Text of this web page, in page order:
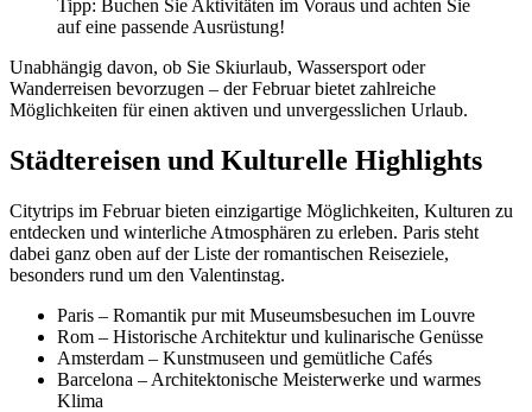
Tipp: Buchen Sie Aktivitäten im Voraus und achten Sie
auf eine passende Ausrüstung!
Unabhängig davon, ob Sie Skiurlaub, Wassersport oder
Wanderreisen bevorzugen – der Februar bietet zahlreiche
Möglichkeiten für einen aktiven und unvergesslichen Urlaub.
Städtereisen und Kulturelle Highlights
Citytrips im Februar bieten einzigartige Möglichkeiten, Kulturen zu
entdecken und winterliche Atmosphären zu erleben. Paris steht
dabei ganz oben auf der Liste der romantischen Reiseziele,
besonders rund um den Valentinstag.
Paris – Romantik pur mit Museumsbesuchen im Louvre
Rom – Historische Architektur und kulinarische Genüsse
Amsterdam – Kunstmuseen und gemütliche Cafés
Barcelona – Architektonische Meisterwerke und warmes
Klima